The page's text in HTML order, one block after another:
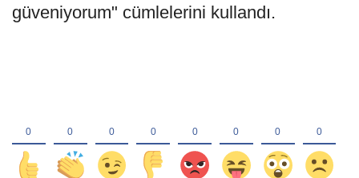
güveniyorum" cümlelerini kullandı.